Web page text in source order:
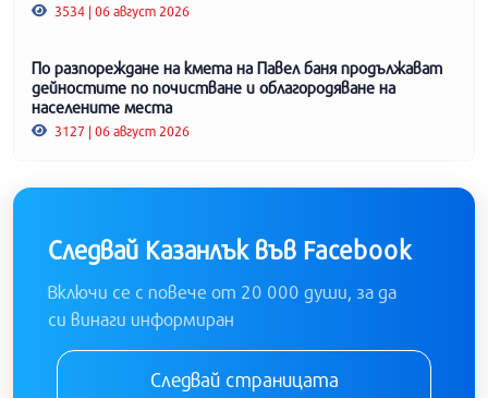
3534 | 06 август 2026
По разпореждане на кмета на Павел баня продължават
дейностите по почистване и облагородяване на
населените места
3127 | 06 август 2026
Следвай Казанлък във Facebook
Включи се с повече от 20 000 души, за да
си винаги информиран
Следвай страницата